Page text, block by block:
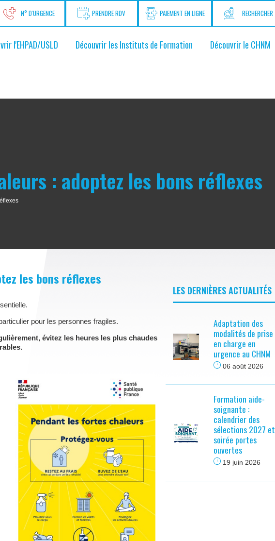
N° D'URGENCE PRENDRE RDV PAIEMENT EN LIGNE RECHERCHER
l'EHPAD/USLD Découvrir les Instituts de Formation Découvrir le CHNM
: adoptez les bons réflexes
les bons réflexes
pour les personnes fragiles.
évitez les heures les plus chaudes
LES DERNIÈRES ACTUALITÉS
Adaptation des
modalités de prise
en charge en
urgence au CHNM
06 août 2026
Formation aide-
soignante :
calendrier des
sélections 2027 et
soirée portes
ouvertes
19 juin 2026